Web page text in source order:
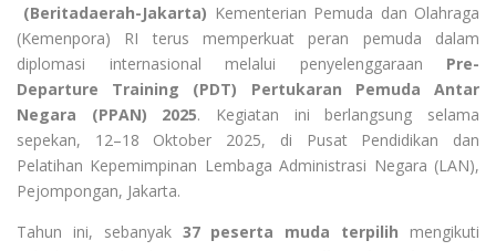
(Beritadaerah-Jakarta) Kementerian Pemuda dan Olahraga
(Kemenpora) RI terus memperkuat peran pemuda dalam
diplomasi internasional melalui penyelenggaraan Pre-
Departure Training (PDT) Pertukaran Pemuda Antar
Negara (PPAN) 2025. Kegiatan ini berlangsung selama
sepekan, 12–18 Oktober 2025, di Pusat Pendidikan dan
Pelatihan Kepemimpinan Lembaga Administrasi Negara (LAN),
Pejompongan, Jakarta.
Tahun ini, sebanyak 37 peserta muda terpilih mengikuti